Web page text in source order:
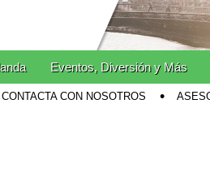
Eventos, Diversión y Más
CONTACTA CON NOSOTROS